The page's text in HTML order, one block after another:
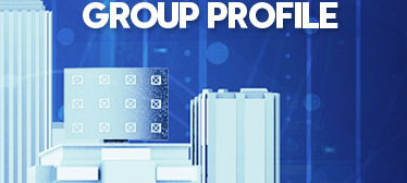
认证机构 检测中心
国际合作
出版刊物